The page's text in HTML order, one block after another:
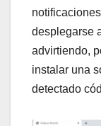
desplegarse
advirtiendo,
instalar una
detectado